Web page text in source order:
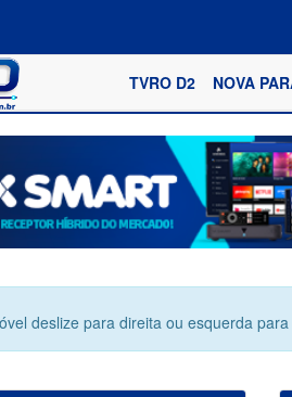
TVRO D2 NOVA
deslize para direita ou esquerda